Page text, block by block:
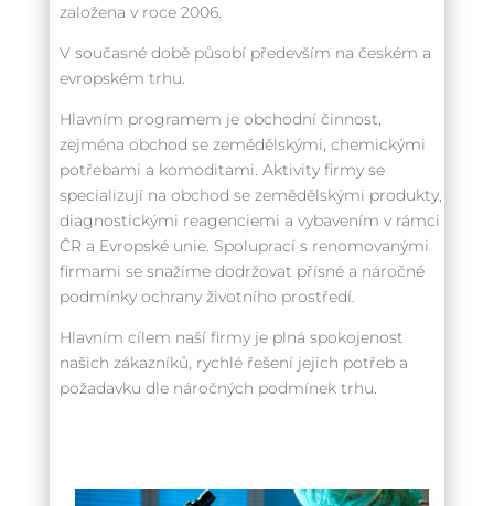
založena v roce 2006.
V současné době působí především na českém a
evropském trhu.
Hlavním programem je obchodní činnost,
zejména obchod se zemědělskými, chemickými
potřebami a komoditami. Aktivity firmy se
specializují na obchod se zemědělskými produkty,
diagnostickými reagenciemi a vybavením v rámci
ČR a Evropské unie. Spoluprací s renomovanými
firmami se snažíme dodržovat přísné a náročné
podmínky ochrany životního prostředí.
Hlavním cílem naší firmy je plná spokojenost
našich zákazníků, rychlé řešení jejich potřeb a
požadavku dle náročných podmínek trhu.